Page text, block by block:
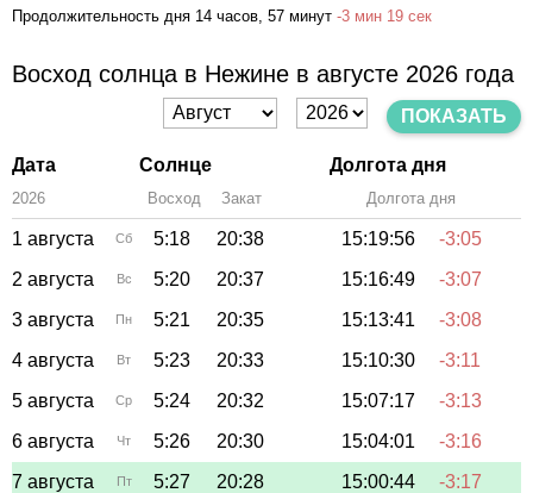
Продолжительность дня 14 часов, 57 минут -3 мин 19 сек
Восход солнца в Нежине в августе 2026 года
ПОКАЗАТЬ
Дата Солнце Долгота дня
2026 Восход Закат Долгота дня
1 августа Сб 5:18 20:38 15:19:56
-3:05
2 августа
Вс 5:20 20:37 15:16:49
-3:07
3 августа
Пн 5:21 20:35 15:13:41
-3:08
4 августа
Вт 5:23 20:33 15:10:30
-3:11
5 августа
Ср 5:24 20:32 15:07:17
-3:13
6 августа
Чт 5:26 20:30 15:04:01
-3:16
7 августа
Пт 5:27 20:28 15:00:44
-3:17